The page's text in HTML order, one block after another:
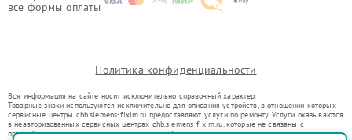
все формы оплаты
Политика конфиденциальности
Вся информация на сайте носит исключительно справочный характер.
Товарные знаки используются исключительно для описания устройств, в отношении которых
сервисные центры chb.siemens-fixim.ru предоставляют услуги по ремонту. Услуги оказываются
в неавторизованных сервисных центрах chb.siemens-fixim.ru, которые не связаны с
правообладателями товарных знаков или их официальными представителями.